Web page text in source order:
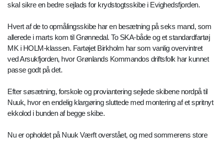
skal sikre en bedre sejlads for krydstogtsskibe i Evighedsfjorden.
Hvert af de to opmålingsskibe har en besætning på seks mand, som
allerede i marts kom til Grønnedal. To SKA-både og et standardfartøj
MK i HOLM-klassen. Fartøjet Birkholm har som vanlig overvintret
ved Arsukfjorden, hvor Grønlands Kommandos driftsfolk har kunnet
passe godt på det.
Efter søsætning, forskole og proviantering sejlede skibene nordpå til
Nuuk, hvor en endelig klargøring sluttede med montering af et spritnyt
ekkolod i bunden af begge skibe.
Nu er opholdet på Nuuk Værft overstået, og med sommerens store